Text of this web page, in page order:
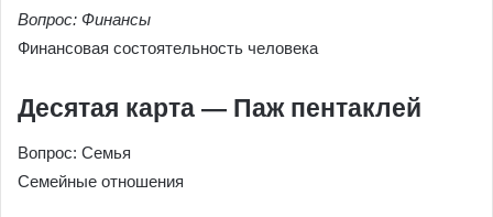
Вопрос: Финансы
Финансовая состоятельность человека
Десятая карта — Паж пентаклей
Вопрос: Семья
Семейные отношения